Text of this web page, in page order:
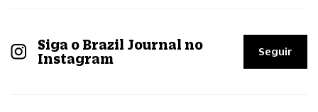
Siga o Brazil Journal no
Instagram
Seguir